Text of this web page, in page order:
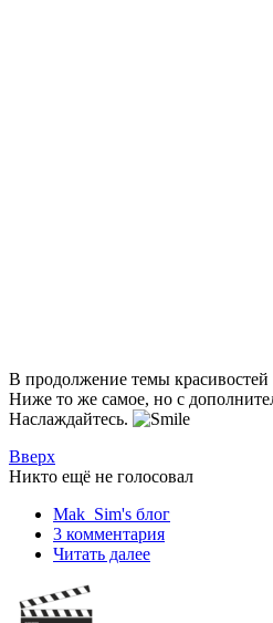
В продолжение темы
Ниже то же самое, но с
Наслаждайтесь.
Вверх
Никто ещё не голосовал
Mak_Sim's блог
3 комментария
Читать далее